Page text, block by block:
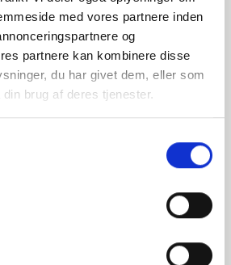
med vores partnere inden
og
partnere kan kombinere disse
du har givet dem, eller som
brug af deres tjenester.
(S-6,3)
stk. tilgængelig